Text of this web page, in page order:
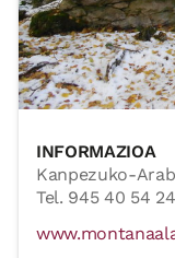
INFORMAZIOA
Kanpezuko-
Tel. 945 40 54 24